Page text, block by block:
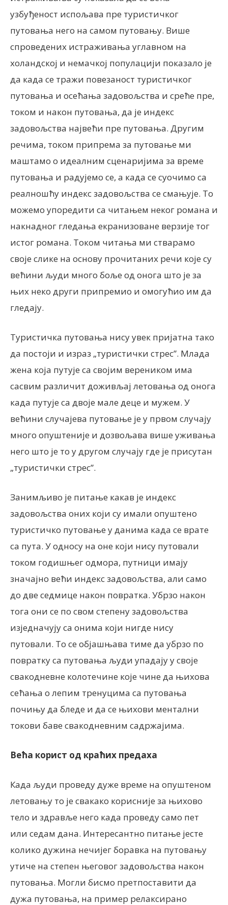
узбуђеност испољава пре туристичког
путовања него на самом путовању. Више
спроведених истраживања углавном на
холандској и немачкој популацији показало је
да када се тражи повезаност туристичког
путовања и осећања задовољства и среће пре,
током и након путовања, да је индекс
задовољства највећи пре путовања. Другим
речима, током припрема за путовање ми
маштамо о идеалним сценаријима за време
путовања и радујемо се, а када се суочимо са
реалношћу индекс задовољства се смањује. То
можемо упоредити са читањем неког романа и
накнадног гледања екранизоване верзије тог
истог романа. Током читања ми стварамо
своје слике на основу прочитаних речи које су
већини људи много боље од онога што је за
њих неко други припремио и омогућио им да
гледају.
Туристичка путовања нису увек пријатна тако
да постоји и израз „туристички стрес”. Млада
жена која путује са својим вереником има
сасвим различит доживљај летовања од онога
када путује са двоје мале деце и мужем. У
већини случајева путовање је у првом случају
много опуштеније и дозвољава више уживања
него што је то у другом случају где је присутан
„туристички стрес”.
Занимљиво је питање какав је индекс
задовољства оних који су имали опуштено
туристичко путовање у данима када се врате
са пута. У односу на оне који нису путовали
током годишњег одмора, путници имају
значајно већи индекс задовољства, али само
до две седмице након повратка. Убрзо након
тога они се по свом степену задовољства
изједначују са онима који нигде нису
путовали. То се објашњава тиме да убрзо по
повратку са путовања људи упадају у своје
свакодневне колотечине које чине да њихова
сећања о лепим тренуцима са путовања
почињу да бледе и да се њихови ментални
токови баве свакодневним садржајима.
Већа корист од краћих предаха
Када људи проведу дуже време на опуштеном
летовању то је свакако корисније за њихово
тело и здравље него када проведу само пет
или седам дана. Интересантно питање јесте
колико дужина нечијег боравка на путовању
утиче на степен његовог задовољства након
путовања. Могли бисмо претпоставити да
дужа путовања, на пример релаксирано